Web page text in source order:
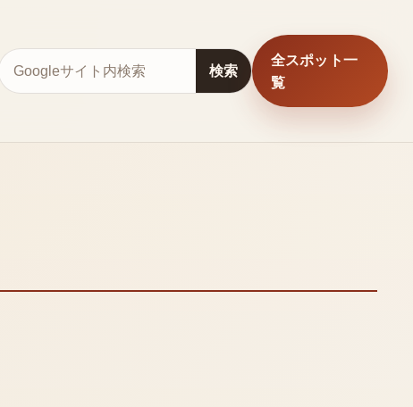
サイト内検索
検索
全スポット一
覧